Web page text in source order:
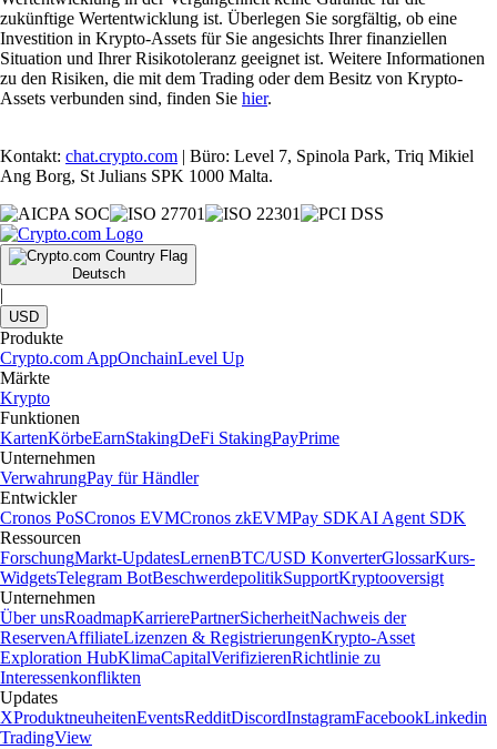
zukünftige Wertentwicklung ist. Überlegen Sie sorgfältig, ob eine
Investition in Krypto-Assets für Sie angesichts Ihrer finanziellen
Situation und Ihrer Risikotoleranz geeignet ist. Weitere Informationen
zu den Risiken, die mit dem Trading oder dem Besitz von Krypto-
Assets verbunden sind, finden Sie hier.
Kontakt: chat.crypto.com | Büro: Level 7, Spinola Park, Triq Mikiel
Ang Borg, St Julians SPK 1000 Malta.
Deutsch
|
USD
Produkte
Crypto.com AppOnchainLevel Up
Märkte
Krypto
Funktionen
KartenKörbeEarnStakingDeFi StakingPayPrime
Unternehmen
VerwahrungPay für Händler
Entwickler
Cronos PoSCronos EVMCronos zkEVMPay SDKAI Agent SDK
Ressourcen
ForschungMarkt-UpdatesLernenBTC/USD KonverterGlossarKurs-
WidgetsTelegram BotBeschwerdepolitikSupportKryptooversigt
Unternehmen
Über unsRoadmapKarrierePartnerSicherheitNachweis der
ReservenAffiliateLizenzen & RegistrierungenKrypto-Asset
Exploration HubKlimaCapitalVerifizierenRichtlinie zu
Interessenkonflikten
Updates
XProduktneuheitenEventsRedditDiscordInstagramFacebookLinkedin
TradingView